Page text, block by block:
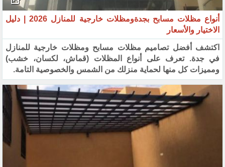
أنواع مظلات مسابح بجدةومظلات خارجية للمنازل 2026 | دليل
الاختيار والأسعار
اكتشف أفضل تصاميم مظلات مسابح ومظلات خارجية للمنازل
في جدة. تعرف على أنواع المظلات (قماش، لكسان، خشب)
ومميزات كل منها لحماية منزلك من الشمس والخصوصية التامة.